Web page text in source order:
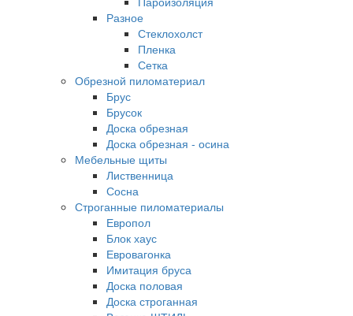
Разное
Стеклохолст
Пленка
Сетка
Обрезной пиломатериал
Брус
Брусок
Доска обрезная
Доска обрезная - осина
Мебельные щиты
Лиственница
Сосна
Строганные пиломатериалы
Европол
Блок хаус
Евровагонка
Имитация бруса
Доска половая
Доска строганная